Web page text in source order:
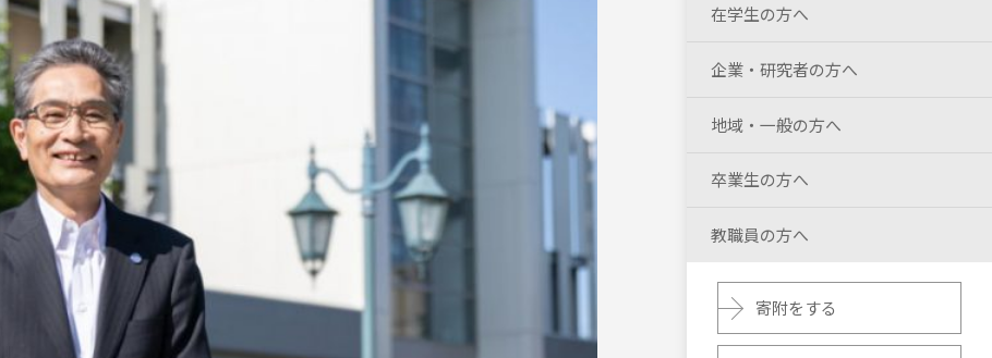
在学生の方へ
企業・研究者の方へ
地域・一般の方へ
卒業生の方へ
教職員の方へ
寄附をする